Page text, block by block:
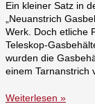
Ein kleiner Satz in
„Neuanstrich
Werk. Doch etliche
Teleskop-
wurden die
einem Tarnanstrich
Weiterlesen »